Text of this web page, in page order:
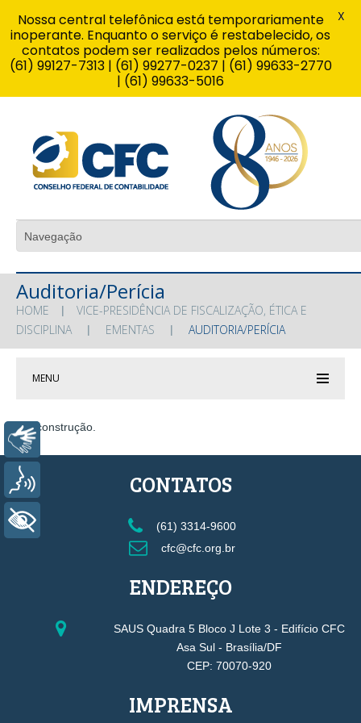
Auditoria/Perícia
HOME
VICE-PRESIDÊNCIA DE FISCALIZAÇÃO, ÉTICA E
DISCIPLINA
EMENTAS AUDITORIA/PERÍCIA
MENU
Em construção.
CONTATOS
(61) 3314-9600
cfc@cfc.org.br
ENDEREÇO
SAUS Quadra 5 Bloco J Lote 3 - Edifício CFC
Asa Sul - Brasília/DF
CEP: 70070-920
IMPRENSA
Nossa central telefônica está temporariamente
inoperante. Enquanto o serviço é restabelecido, os
contatos podem ser realizados pelos números:
(61) 99127-7313 | (61) 99277-0237 | (61) 99633-2770
| (61) 99633-5016
X
+ Acessibilidade